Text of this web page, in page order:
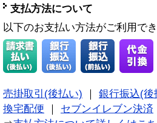
支払方法について
以下のお支払い方法がご利用で
売掛取引(後払い)
銀行振込(後
換宅配便
セブンイレブン決済